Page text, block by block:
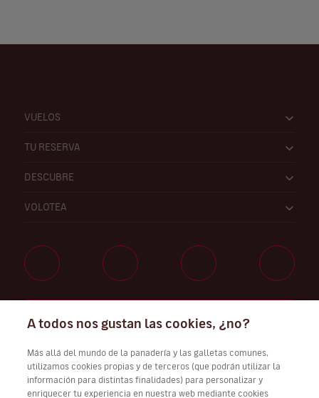
VUELOS
TU RESERVA
DESCUBRE
VOLOTEA
Descarga Volotea App para iOS y Android
A todos nos gustan las cookies, ¿no?
Más allá del mundo de la panadería y las galletas comunes,
utilizamos cookies propias y de terceros (que podrán utilizar la
información para distintas finalidades) para personalizar y
enriquecer tu experiencia en nuestra web mediante cookies